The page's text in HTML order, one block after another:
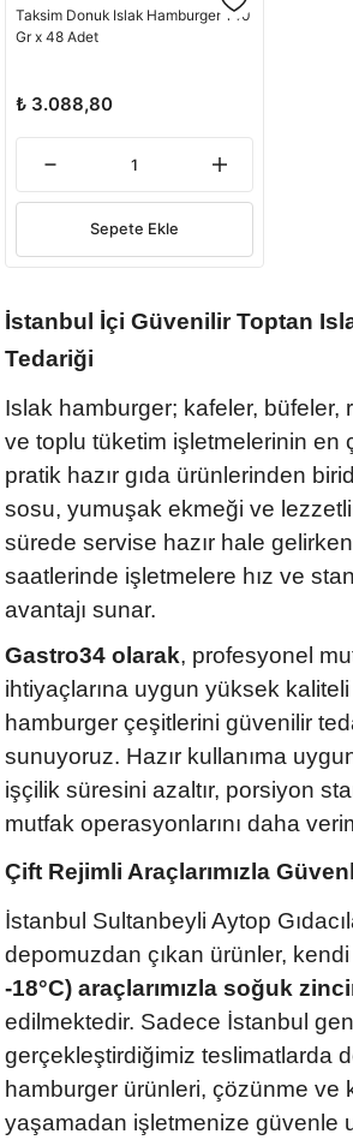
Taksim Donuk Islak Hamburger 140
Gr x 48 Adet
₺ 3.088,80
Sepete Ekle
İstanbul İçi Güvenilir Toptan
Tedariği
Islak hamburger; kafeler, büfeler,
ve toplu tüketim işletmelerinin en
pratik hazır gıda ürünlerinden
sosu, yumuşak ekmeği ve
sürede servise hazır hale
saatlerinde işletmelere hız ve
avantajı sunar.
Gastro34 olarak, profesyonel
ihtiyaçlarına uygun yüksek
hamburger çeşitlerini güvenilir
sunuyoruz. Hazır kullanıma
işçilik süresini azaltır, porsiyon
mutfak operasyonlarını daha
Çift Rejimli Araçlarımızla
İstanbul Sultanbeyli Aytop
depomuzdan çıkan ürünler,
-18°C) araçlarımızla soğuk
edilmektedir. Sadece İstanbul
gerçekleştirdiğimiz teslimatlarda
hamburger ürünleri, çözünme ve
yaşamadan işletmenize güvenle